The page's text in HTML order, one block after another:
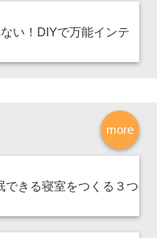
い！DIYで万能インテ
more
できる寝室をつくる３つ